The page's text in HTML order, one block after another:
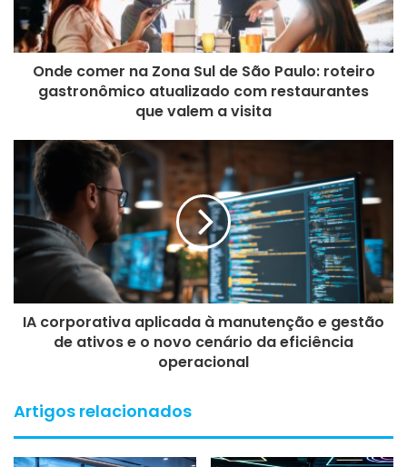
Onde comer na Zona Sul de São Paulo: roteiro
gastronômico atualizado com restaurantes
que valem a visita
IA corporativa aplicada à manutenção e gestão
de ativos e o novo cenário da eficiência
operacional
Artigos relacionados